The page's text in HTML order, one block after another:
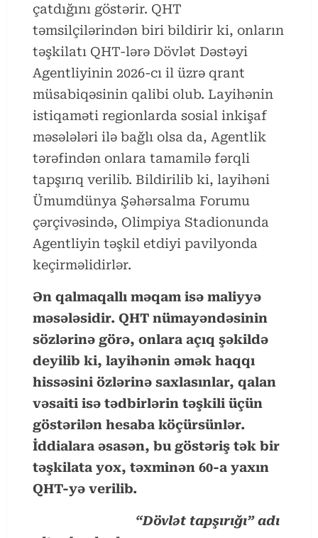
çatdığını göstərir. QHT
təmsilçilərindən biri bildirir ki, onların
təşkilatı QHT-lərə Dövlət Dəstəyi
Agentliyinin 2026-cı il üzrə qrant
müsabiqəsinin qalibi olub. Layihənin
istiqaməti regionlarda sosial inkişaf
məsələləri ilə bağlı olsa da, Agentlik
tərəfindən onlara tamamilə fərqli
tapşırıq verilib. Bildirilib ki, layihəni
Ümumdünya Şəhərsalma Forumu
çərçivəsində, Olimpiya Stadionunda
Agentliyin təşkil etdiyi pavilyonda
keçirməlidirlər.
Ən qalmaqallı məqam isə maliyyə
məsələsidir. QHT nümayəndəsinin
sözlərinə görə, onlara açıq şəkildə
deyilib ki, layihənin əmək haqqı
hissəsini özlərinə saxlasınlar, qalan
vəsaiti isə tədbirlərin təşkili üçün
göstərilən hesaba köçürsünlər.
İddialara əsasən, bu göstəriş tək bir
təşkilata yox, təxminən 60-a yaxın
QHT-yə verilib.
“Dövlət tapşırığı” adı